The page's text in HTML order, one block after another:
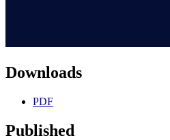
Downloads
PDF
Published